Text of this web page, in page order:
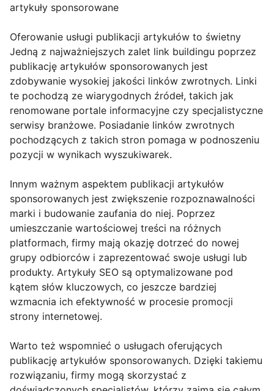
artykuły sponsorowane
Oferowanie usługi publikacji artykułów to świetny
Jedną z najważniejszych zalet link buildingu poprzez
publikację artykułów sponsorowanych jest
zdobywanie wysokiej jakości linków zwrotnych. Linki
te pochodzą ze wiarygodnych źródeł, takich jak
renomowane portale informacyjne czy specjalistyczne
serwisy branżowe. Posiadanie linków zwrotnych
pochodzących z takich stron pomaga w podnoszeniu
pozycji w wynikach wyszukiwarek.
Innym ważnym aspektem publikacji artykułów
sponsorowanych jest zwiększenie rozpoznawalności
marki i budowanie zaufania do niej. Poprzez
umieszczanie wartościowej treści na różnych
platformach, firmy mają okazję dotrzeć do nowej
grupy odbiorców i zaprezentować swoje usługi lub
produkty. Artykuły SEO są optymalizowane pod
kątem słów kluczowych, co jeszcze bardziej
wzmacnia ich efektywność w procesie promocji
strony internetowej.
Warto też wspomnieć o usługach oferujących
publikację artykułów sponsorowanych. Dzięki takiemu
rozwiązaniu, firmy mogą skorzystać z